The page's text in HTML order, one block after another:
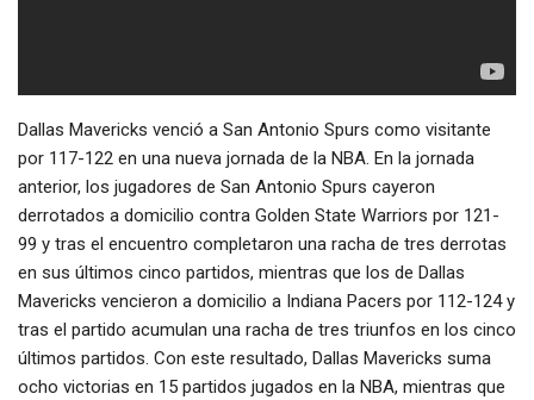
Dallas Mavericks venció a San Antonio Spurs como visitante
por 117-122 en una nueva jornada de la NBA. En la jornada
anterior, los jugadores de San Antonio Spurs cayeron
derrotados a domicilio contra Golden State Warriors por 121-
99 y tras el encuentro completaron una racha de tres derrotas
en sus últimos cinco partidos, mientras que los de Dallas
Mavericks vencieron a domicilio a Indiana Pacers por 112-124 y
tras el partido acumulan una racha de tres triunfos en los cinco
últimos partidos. Con este resultado, Dallas Mavericks suma
ocho victorias en 15 partidos jugados en la NBA, mientras que